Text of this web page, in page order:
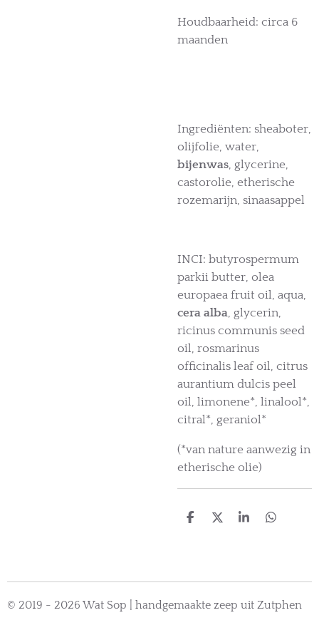
Houdbaarheid: circa 6
maanden
Ingrediënten: sheaboter,
olijfolie, water,
bijenwas, glycerine,
castorolie, etherische
rozemarijn, sinaasappel
INCI: butyrospermum
parkii butter, olea
europaea fruit oil, aqua,
cera alba, glycerin,
ricinus communis seed
oil, rosmarinus
officinalis leaf oil, citrus
aurantium dulcis peel
oil, limonene*, linalool*,
citral*, geraniol*
(*van nature aanwezig in
etherische olie)
D
D
S
D
© 2019 - 2026 Wat Sop | handgemaakte zeep uit Zutphen